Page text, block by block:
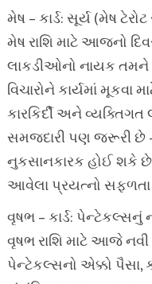
મેષ – કાર્ડ: સૂર્ય (મેષ
મેષ રાશિ માટે આજનો
લાકડીઓનો નાયક
વિચારોને કાર્યમાં મૂકવા
કારકિર્દી અને વ્યક્તિગત
સમજદારી પણ જરૂરી છે
નુકસાનકારક હોઈ શકે
આવેલા પ્રયત્નો સફળતા
વૃષભ – કાર્ડ: પેન્ટેકલ્સનું
વૃષભ રાશિ માટે આજે
પેન્ટેકલ્સનો એક્કો પૈસા,